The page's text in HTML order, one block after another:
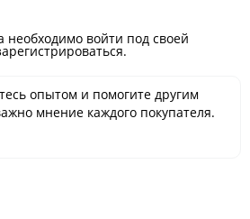
необходимо войти под своей
опытом и помогите другим
мнение каждого покупателя.